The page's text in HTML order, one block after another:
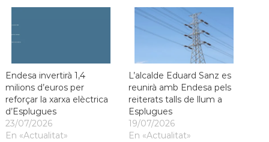
Endesa invertirà 1,4
milions d’euros per
reforçar la xarxa elèctrica
d’Esplugues
23/07/2026
En «Actualitat»
L’alcalde Eduard Sanz es
reunirà amb Endesa pels
reiterats talls de llum a
Esplugues
19/07/2026
En «Actualitat»